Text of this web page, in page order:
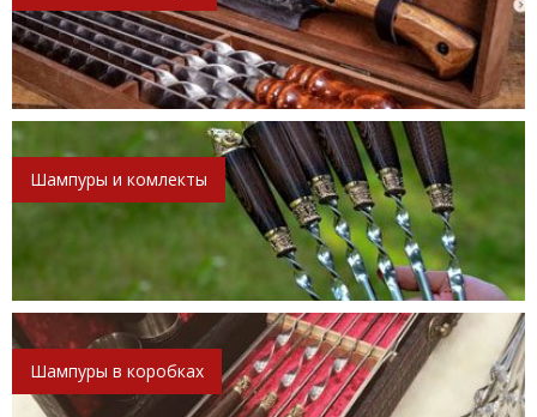
Шампуры и комлекты
Шампуры в коробках